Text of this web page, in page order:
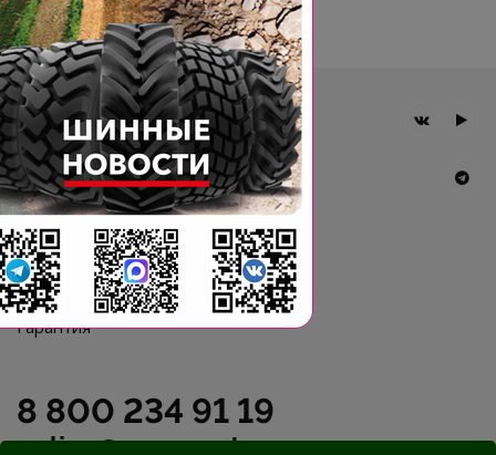
Главная
Компания
Шины BKT
Новости
Статьи
Контакты
Гарантия
8 800 234 91 19
online@agromast.ru